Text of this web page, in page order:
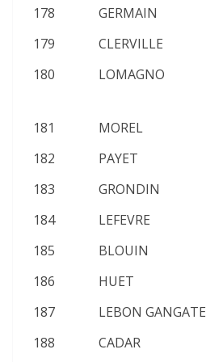
178 GERMAIN
179
CLERVILLE
180
LOMAGNO
181 MOREL
182
PAYET
183
GRONDIN
184
LEFEVRE
185
BLOUIN
186
HUET
187
LEBON GANGATE
188
CADAR